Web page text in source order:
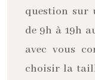
question sur
de 9h à 19h
avec vous
choisir la